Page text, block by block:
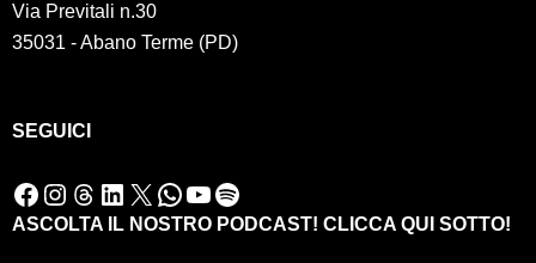
Via Previtali n.30
35031 - Abano Terme (PD)
SEGUICI
Facebook Instagram Threads LinkedIn X WhatsApp YouTube Spotify
ASCOLTA IL NOSTRO PODCAST! CLICCA QUI SOTTO!